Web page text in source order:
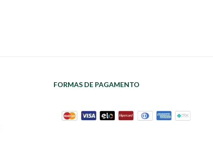
FORMAS DE PAGAMENTO